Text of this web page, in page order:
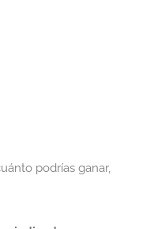
podrías ganar,